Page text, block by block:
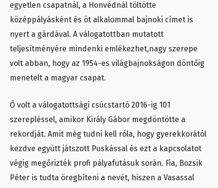
egyetlen csapatnál, a Honvédnál töltötte
középpályásként és öt alkalommal bajnoki címet is
nyert a gárdával. A válogatottban mutatott
teljesítményére mindenki emlékezhet,nagy szerepe
volt abban, hogy az 1954-es világbajnokságon döntőig
menetelt a magyar csapat.
Ő volt a válogatottsági csúcstartó 2016-ig 101
szerepléssel, amikor Király Gábor megdöntötte a
rekordját. Amit még tudni kell róla, hogy gyerekkorától
kezdve együtt játszott Puskással és ezt a kapcsolatot
végig megőrizték profi pályafutásuk során. Fia, Bozsik
Péter is tudta öregbíteni a nevét, hiszen a Vasassal